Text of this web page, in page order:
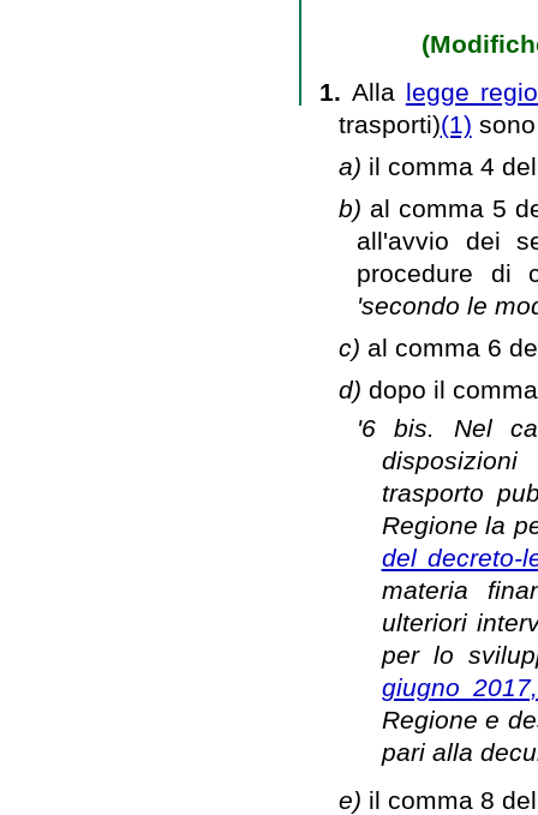
1. Alla legge
trasporti)(1)
a) il comma 4
b) al comma 5
all'avvio dei
procedure di
'secondo le
c) al comma 6
d) dopo il
'6 bis. Nel
trasporto
Regione la
del decreto-
materia
ulteriori
per lo
giugno
Regione e
pari alla
e) il comma 8